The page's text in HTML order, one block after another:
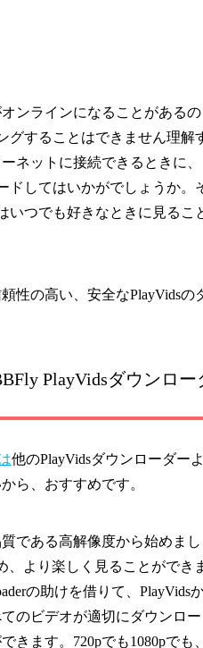
ンラインになることがあるの
グすることはできません理解
ネットに接続できるときに、
ドしてはいかがでしょうか。
いつでも好きなときに見るこ
性の高い、安全なPlayVidsの
PlayVidsダウンロー
他のPlayVidsダウンローダー
ら、おすすめです。
である高解像度から始めま
、より楽しく見ることができ
の助けを借りて、PlayVids
のビデオが適切にダウンロ
きます。720pでも1080pでも